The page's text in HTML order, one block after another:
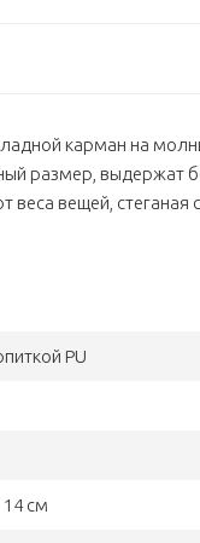
карман на
размер, выдержат
вещей, стеганая
PU
см